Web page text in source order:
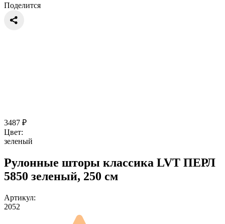
Поделится
3487 ₽
Цвет:
зеленый
Рулонные шторы классика LVT ПЕРЛ
5850 зеленый, 250 см
Артикул:
2052